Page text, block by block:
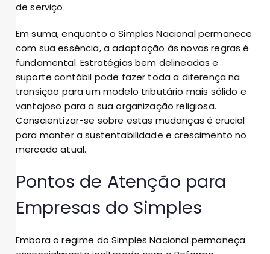
de serviço.
Em suma, enquanto o Simples Nacional permanece
com sua essência, a adaptação às novas regras é
fundamental. Estratégias bem delineadas e
suporte contábil pode fazer toda a diferença na
transição para um modelo tributário mais sólido e
vantajoso para a sua organização religiosa.
Conscientizar-se sobre estas mudanças é crucial
para manter a sustentabilidade e crescimento no
mercado atual.
Pontos de Atenção para
Empresas do Simples
Embora o regime do Simples Nacional permaneça